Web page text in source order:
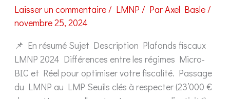
Laisser un commentaire / LMNP / ParAxel Basle /
novembre 25, 2024
📌 En résumé Sujet Description Plafonds fiscaux
LMNP 2024 Différences entre les régimes Micro-
BIC et Réel pour optimiser votre fiscalité. Passage
du LMNP au LMP Seuils clés à respecter (23’000 €